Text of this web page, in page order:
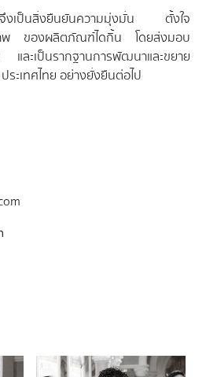
จึงเป็นสิ่งยืนยันความมุ่งมั่น ตั้งใจ
พ ของผลิตภัณฑ์ไดกิ้น โดยส่งมอบ
ละเป็นรากฐานการพัฒนาและขยาย
ะเทศไทย อย่างยั่งยืนต่อไป